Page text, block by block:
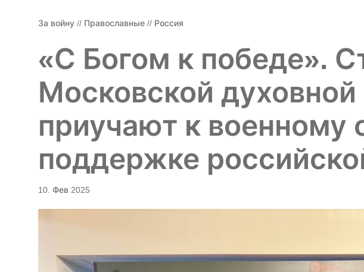
За войну // Православные // Россия
«С Богом к победе».
Московской
приучают к военному
поддержке
10. Фев 2025